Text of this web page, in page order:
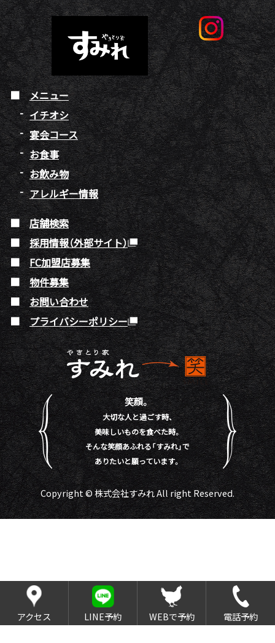
メニュー
イチオシ
宴会コース
お食事
お飲み物
アレルギー情報
店舗検索
採用情報（外部サイト）
FC加盟店募集
物件募集
お問い合わせ
プライバシーポリシー
笑顔。
大切な人と過ごす時、
美味しいものを食べた時。
そんな笑顔あふれる「すみれ」で
ありたいと願っています。
Copyright © 株式会社すみれ All right Reserved.
アクセス LINE予約 WEBで予約 電話予約